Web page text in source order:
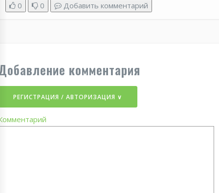
0 0 Добавить комментарий
комментария
РЕГИСТРАЦИЯ / АВТОРИЗАЦИЯ ∨